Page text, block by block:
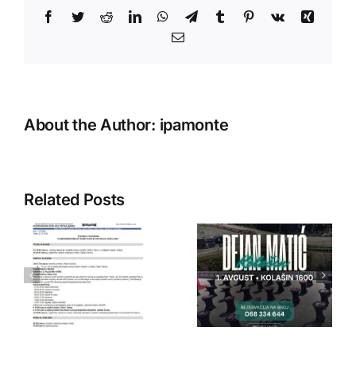
Facebook
TwitterRedditLinkedInWhatsApp
TelegramTumblr Pinterest
Vk
Xing
Email
About the Author: ipamonte
Related Posts
IPA Crna
IPA Crna
Gora